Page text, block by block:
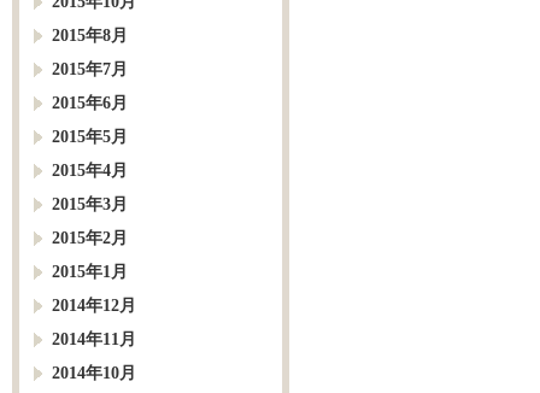
2015年8月
2015年7月
2015年6月
2015年5月
2015年4月
2015年3月
2015年2月
2015年1月
2014年12月
2014年11月
2014年10月